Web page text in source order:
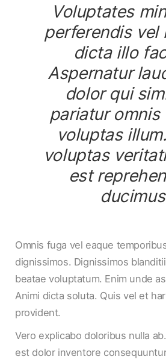
Voluptates
perferendis vel
dicta illo
Aspernatur
dolor qui
pariatur omnis
voluptas
voluptas
est
Omnis fuga vel eaque
dignissimos. Dignissimos
beatae voluptatum. Enim unde
Animi dicta soluta. Quis vel et
provident.
Vero explicabo doloribus nulla
est dolor inventore